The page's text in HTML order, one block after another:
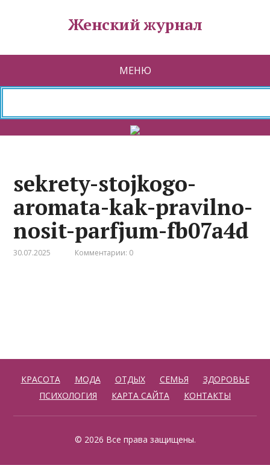
Женский журнал
МЕНЮ
sekrety-stojkogo-
aromata-kak-pravilno-
nosit-parfjum-fb07a4d
30.07.2025 Комментарии: 0
КРАСОТА МОДА ОТДЫХ СЕМЬЯ
ЗДОРОВЬЕ
ПСИХОЛОГИЯ
КАРТА САЙТА КОНТАКТЫ
© 2026 Все права защищены.